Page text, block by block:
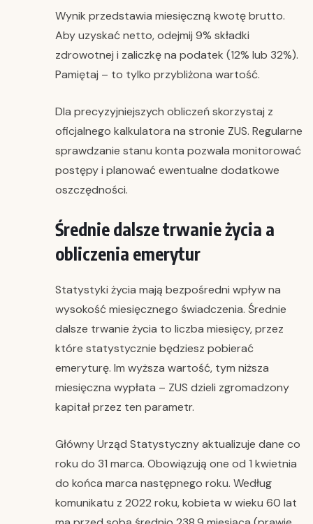
Wynik przedstawia miesięczną kwotę brutto.
Aby uzyskać netto, odejmij 9% składki
zdrowotnej i zaliczkę na podatek (12% lub 32%).
Pamiętaj – to tylko przybliżona wartość.
Dla precyzyjniejszych obliczeń skorzystaj z
oficjalnego kalkulatora na stronie ZUS. Regularne
sprawdzanie stanu konta pozwala monitorować
postępy i planować ewentualne dodatkowe
oszczędności.
Średnie dalsze trwanie życia a
obliczenia emerytur
Statystyki życia mają bezpośredni wpływ na
wysokość miesięcznego świadczenia. Średnie
dalsze trwanie życia to liczba miesięcy, przez
które statystycznie będziesz pobierać
emeryturę. Im wyższa wartość, tym niższa
miesięczna wypłata – ZUS dzieli zgromadzony
kapitał przez ten parametr.
Główny Urząd Statystyczny aktualizuje dane co
roku do 31 marca. Obowiązują one od 1 kwietnia
do końca marca następnego roku. Według
komunikatu z 2022 roku, kobieta w wieku 60 lat